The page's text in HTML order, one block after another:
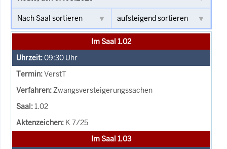
Im Saal 1.02
09:30 Uhr
VerstT
Zwangsversteigerungssachen
1.02
K 7/25
Im Saal 1.03